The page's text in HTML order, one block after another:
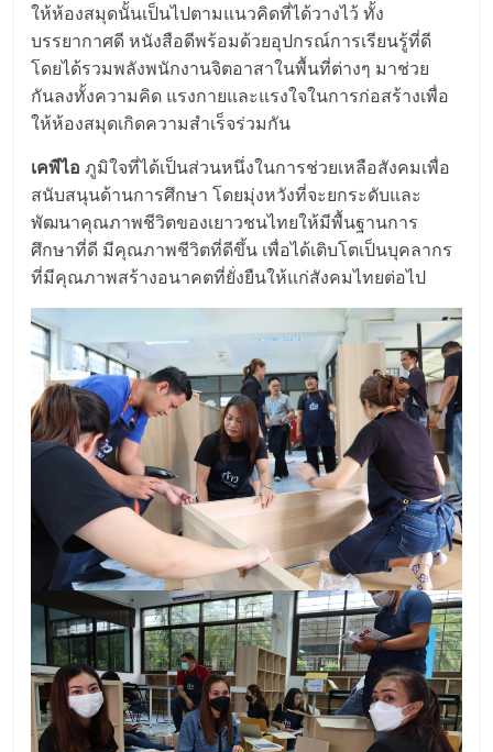
ให้ห้องสมุดนั้นเป็นไปตามแนวคิดที่ได้วางไว้ ทั้ง
บรรยากาศดี หนังสือดีพร้อมด้วยอุปกรณ์การเรียนรู้ที่ดี
โดยได้รวมพลังพนักงานจิตอาสาในพื้นที่ต่างๆ มาช่วย
กันลงทั้งความคิด แรงกายและแรงใจในการก่อสร้างเพื่อ
ให้ห้องสมุดเกิดความสำเร็จร่วมกัน
เคพีไอภูมิใจที่ได้เป็นส่วนหนึ่งในการช่วยเหลือสังคมเพื่อ
สนับสนุนด้านการศึกษา โดยมุ่งหวังที่จะยกระดับและ
พัฒนาคุณภาพชีวิตของเยาวชนไทยให้มีพื้นฐานการ
ศึกษาที่ดี มีคุณภาพชีวิตที่ดีขึ้น เพื่อได้เติบโตเป็นบุคลากร
ที่มีคุณภาพสร้างอนาคตที่ยั่งยืนให้แก่สังคมไทยต่อไป